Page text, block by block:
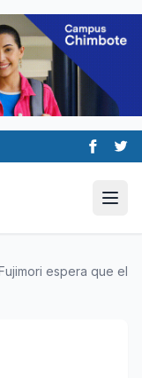
espera que el